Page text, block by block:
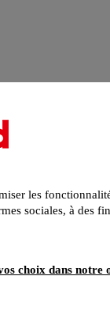
les
sociales, à des
choix dans notre